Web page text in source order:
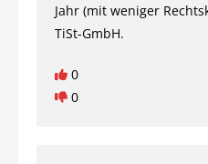
Jahr (mit weniger
TiSt-GmbH.
0
0